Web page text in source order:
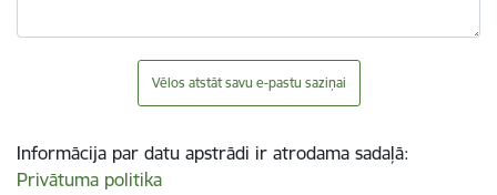
Vēlos atstāt savu e-pastu saziņai
Informācija par datu apstrādi ir atrodama sadaļā:
Privātuma politika